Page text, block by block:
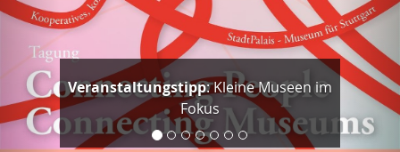
Veranstaltungstipp: Kleine Museen im
Fokus